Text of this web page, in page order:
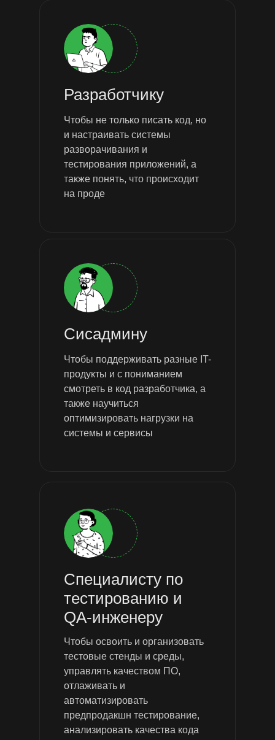
Разработчику
Сисадмину
Чтобы не только писать код, но
и настраивать системы
разворачивания и
тестирования приложений, а
также понять, что происходит
на проде
Чтобы поддерживать разные IT-
продукты и с пониманием
смотреть в код разработчика, а
также научиться
оптимизировать нагрузки на
системы и сервисы
Специалисту по
тестированию и
QA-инженеру
Чтобы освоить и организовать
тестовые стенды и среды,
управлять качеством ПО,
отлаживать и
автоматизировать
предпродакшн тестирование,
анализировать качества кода